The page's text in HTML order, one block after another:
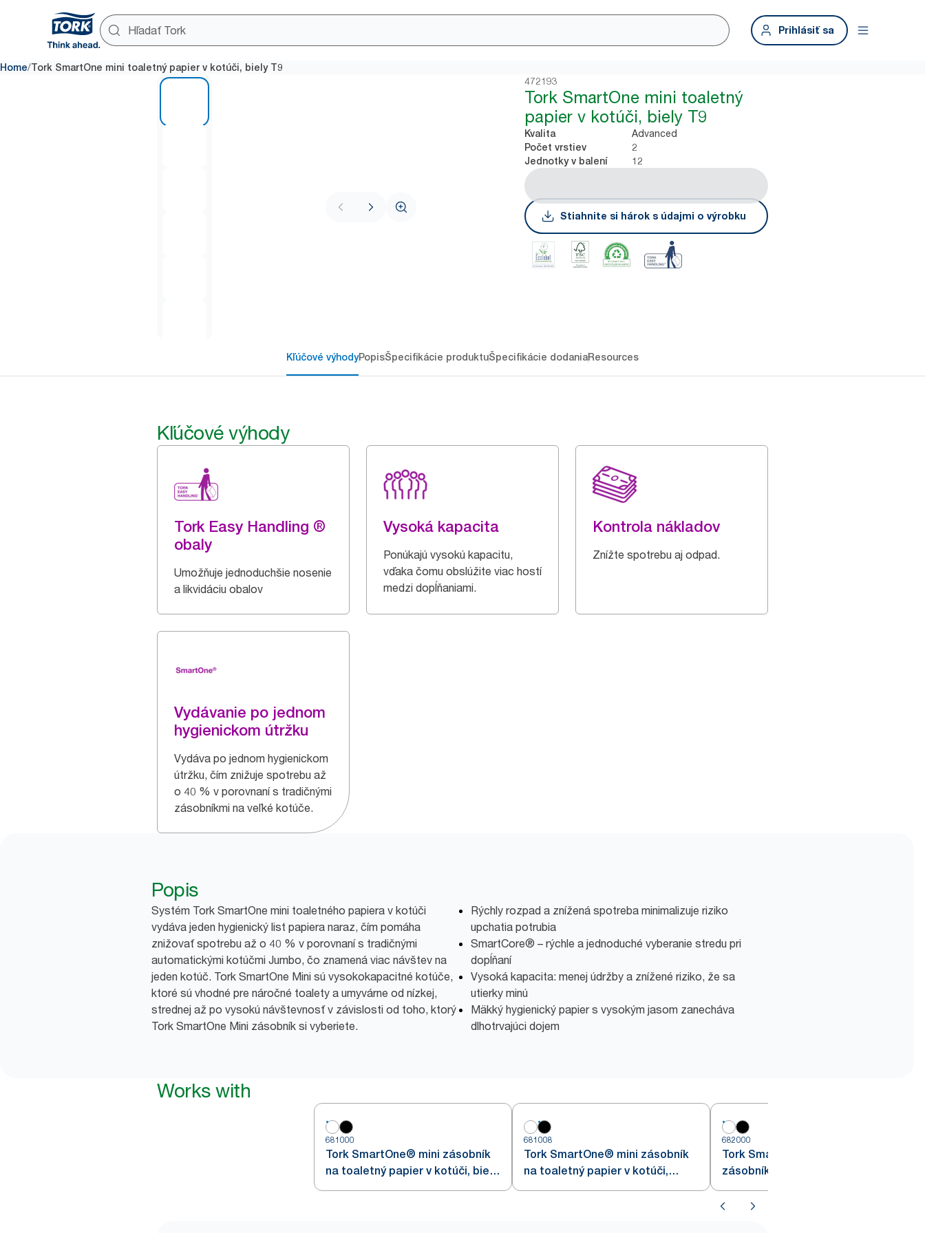
Prihlásiť sa
Home/Tork SmartOne mini toaletný papier v kotúči, biely T9
472193
Tork SmartOne mini toaletný
papier v kotúči, biely T9
Kvalita Advanced
Počet vrstiev 2
Jednotky v balení 12
Stiahnite si hárok s údajmi o výrobku
Kľúčové výhodyPopisŠpecifikácie produktuŠpecifikácie dodaniaResources
Kľúčové výhody
Tork Easy Handling ®
obaly
Umožňuje jednoduchšie nosenie
a likvidáciu obalov
Vysoká kapacita
Ponúkajú vysokú kapacitu,
vďaka čomu obslúžite viac hostí
medzi dopĺňaniami.
Kontrola nákladov
Znížte spotrebu aj odpad.
Vydávanie po jednom
hygienickom útržku
Vydáva po jednom hygienickom
útržku, čím znižuje spotrebu až
o 40 % v porovnaní s tradičnými
zásobníkmi na veľké kotúče.
Popis
Systém Tork SmartOne mini toaletného papiera v kotúči
vydáva jeden hygienický list papiera naraz, čím pomáha
znižovať spotrebu až o 40 % v porovnaní s tradičnými
automatickými kotúčmi Jumbo, čo znamená viac návštev na
jeden kotúč. Tork SmartOne Mini sú vysokokapacitné kotúče,
ktoré sú vhodné pre náročné toalety a umyvárne od nízkej,
strednej až po vysokú návštevnosť v závislosti od toho, ktorý
Tork SmartOne Mini zásobník si vyberiete.
Rýchly rozpad a znížená spotreba minimalizuje riziko
upchatia potrubia
SmartCore® – rýchle a jednoduché vyberanie stredu pri
dopĺňaní
Vysoká kapacita: menej údržby a znížené riziko, že sa
utierky minú
Mäkký hygienický papier s vysokým jasom zanecháva
dlhotrvajúci dojem
Works with
681000
Tork SmartOne® mini zásobník
na toaletný papier v kotúči, biely
T9
681008
Tork SmartOne® mini zásobník
na toaletný papier v kotúči,
čierny T9
682000
Tork SmartOne® Twin mini
zásobník na toaletný papier
v kotúči, biely T9